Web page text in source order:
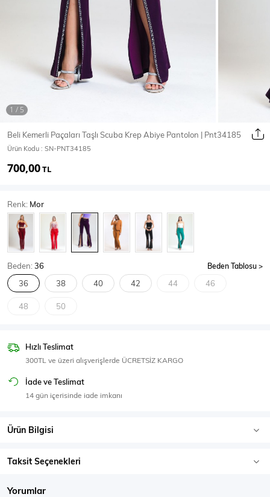
Mont & Kaban Yağmurluk
T-SHİRT & BLUZ
T-Shirt
Body Atlet Crop & Büstiyer
SPOR GİYİM
Eşofman Üstü
Beli Kemerli Paçaları Taşlı Scuba Krep Abiye Pantolon | Pnt34185
Ürün Kodu : SN-PNT34185
700,00TL
Renk: Mor
Beden:36 Beden Tablosu
36 38 40 42 44 46
48 50
Hızlı Teslimat
300TL ve üzeri alışverişlerde ÜCRETSİZ KARGO
İade ve Teslimat
14 gün içerisinde iade imkanı
Ürün Bilgisi
Taksit Seçenekleri
Yorumlar